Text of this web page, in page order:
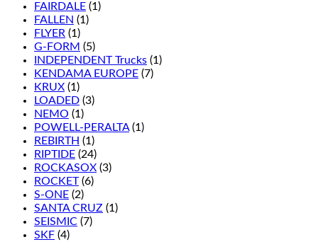
FAIRDALE (1)
FALLEN (1)
FLYER (1)
G-FORM (5)
INDEPENDENT Trucks (1)
KENDAMA EUROPE (7)
KRUX (1)
LOADED (3)
NEMO (1)
POWELL-PERALTA (1)
REBIRTH (1)
RIPTIDE (24)
ROCKASOX (3)
ROCKET (6)
S-ONE (2)
SANTA CRUZ (1)
SEISMIC (7)
SKF (4)